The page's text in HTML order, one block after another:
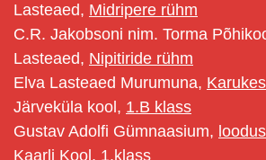
Lasteaed, Midripere rühm
C.R. Jakobsoni nim. Torma
Lasteaed, Nipitiride rühm
Elva Lasteaed Murumuna,
Järveküla kool, 1.B klass
Gustav Adolfi Gümnaasium,
Kaarli Kool, 1.klass